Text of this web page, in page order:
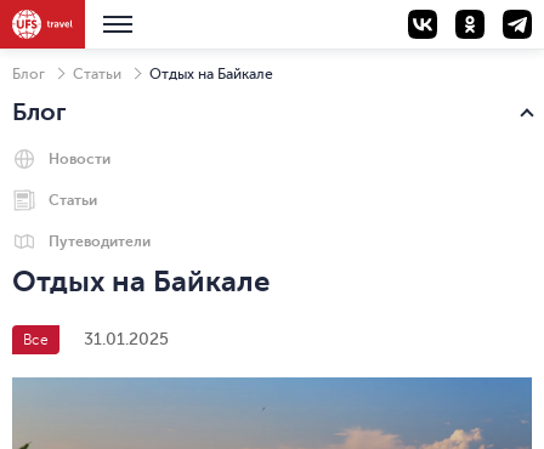
Блог Статьи Отдых на Байкале
Блог
Новости
Статьи
Путеводители
Отдых на Байкале
Все 31.01.2025